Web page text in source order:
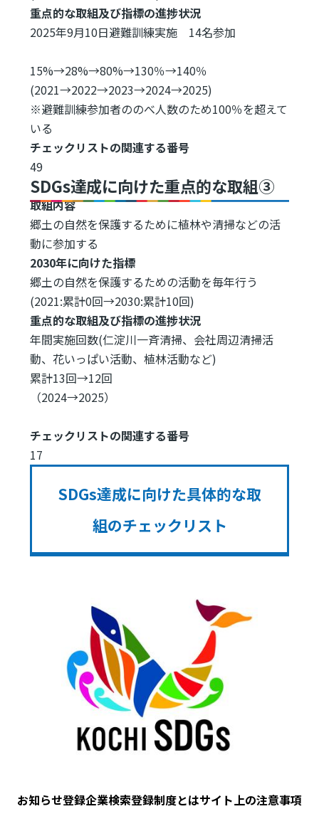
重点的な取組及び指標の進捗状況
2025年9月10日避難訓練実施 14名参加
15%→28%→80%→130％→140％
(2021→2022→2023→2024→2025)
※避難訓練参加者ののべ人数のため100％を超えて
いる
チェックリストの関連する番号
49
SDGs達成に向けた重点的な取組③
取組内容
郷土の自然を保護するために植林や清掃などの活
動に参加する
2030年に向けた指標
郷土の自然を保護するための活動を毎年行う
(2021:累計0回→2030:累計10回)
重点的な取組及び指標の進捗状況
年間実施回数(仁淀川一斉清掃、会社周辺清掃活
動、花いっぱい活動、植林活動など)
累計13回→12回
（2024→2025）
チェックリストの関連する番号
17
SDGs達成に向けた具体的な取
組のチェックリスト
お知らせ登録企業検索登録制度とはサイト上の注意事項